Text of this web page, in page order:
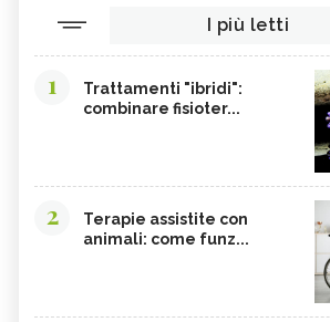
I più letti
1
Trattamenti "ibridi":
combinare fisioter...
2
Terapie assistite con
animali: come funz...